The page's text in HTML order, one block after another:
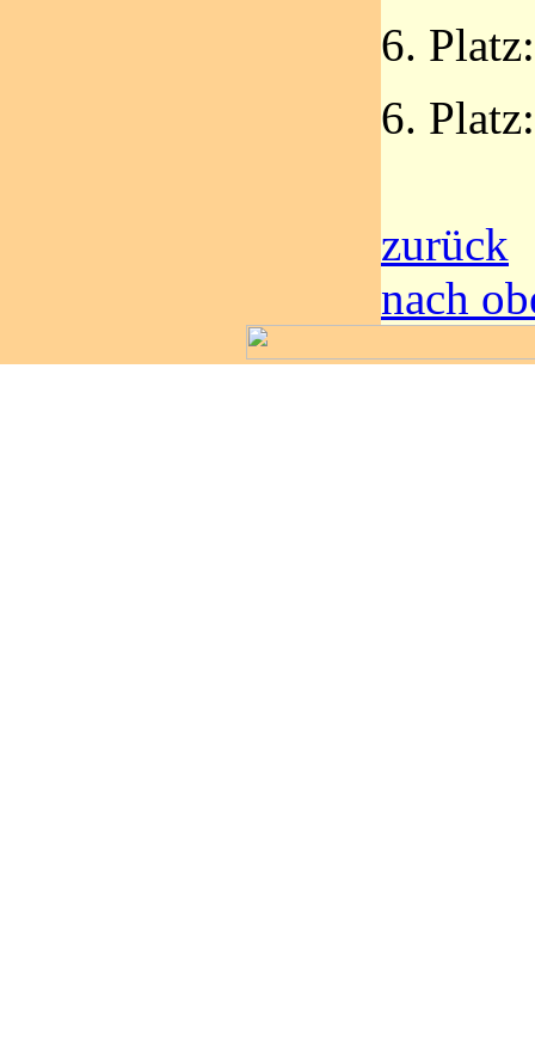
6.
6.
zurück
nach